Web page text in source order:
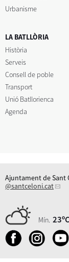
Urbanisme
LA BATLLÒRIA
Història
Serveis
Consell de poble
Transport
Unió Batllorienca
Agenda
Ajuntament de Sant
@santceloni.cat
Mín. 23ºC